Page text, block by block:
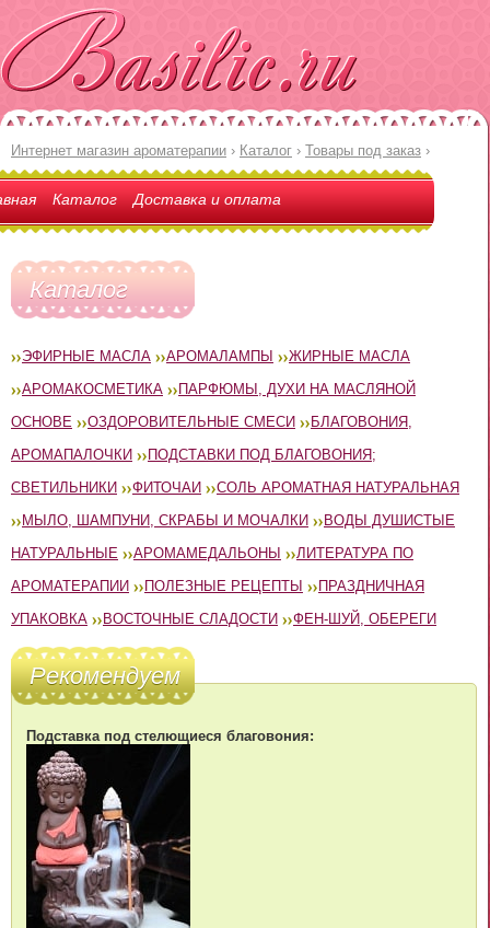
Интернет магазин ароматерапии › Каталог › Товары под заказ ›
Каталог Доставка и оплата
Каталог
ЭФИРНЫЕ МАСЛА АРОМАЛАМПЫ
ЖИРНЫЕ МАСЛА
АРОМАКОСМЕТИКА
ПАРФЮМЫ, ДУХИ НА МАСЛЯНОЙ
ОСНОВЕ
ОЗДОРОВИТЕЛЬНЫЕ СМЕСИ
БЛАГОВОНИЯ,
АРОМАПАЛОЧКИ
ПОДСТАВКИ ПОД БЛАГОВОНИЯ;
СВЕТИЛЬНИКИ
ФИТОЧАИ
СОЛЬ АРОМАТНАЯ НАТУРАЛЬНАЯ
МЫЛО, ШАМПУНИ, СКРАБЫ И МОЧАЛКИ
ВОДЫ ДУШИСТЫЕ
НАТУРАЛЬНЫЕ
АРОМАМЕДАЛЬОНЫ
ЛИТЕРАТУРА ПО
АРОМАТЕРАПИИ
ПОЛЕЗНЫЕ РЕЦЕПТЫ
ПРАЗДНИЧНАЯ
УПАКОВКА
ВОСТОЧНЫЕ СЛАДОСТИ ФЕН-ШУЙ, ОБЕРЕГИ
Рекомендуем
Подставка под стелющиеся благовония: